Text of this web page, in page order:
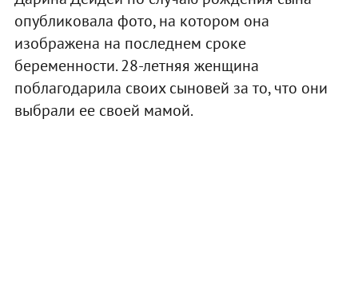
опубликовала фото, на котором она
изображена на последнем сроке
беременности. 28-летняя женщина
поблагодарила своих сыновей за то, что они
выбрали ее своей мамой.